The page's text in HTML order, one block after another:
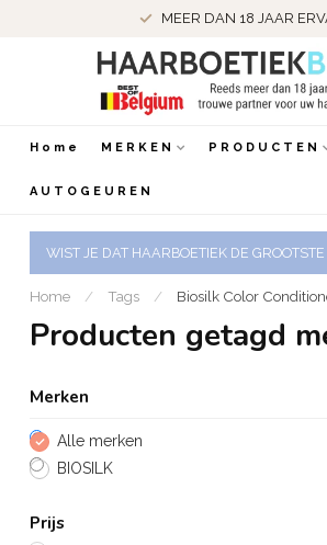
MEER DAN 18 JAAR
Home MERKEN PRODUCTEN
AUTOGEUREN
WIST JE DAT HAARBOETIEK DE
Home / Tags / Biosilk Color
Producten getagd
Merken
Alle merken
BIOSILK
Prijs